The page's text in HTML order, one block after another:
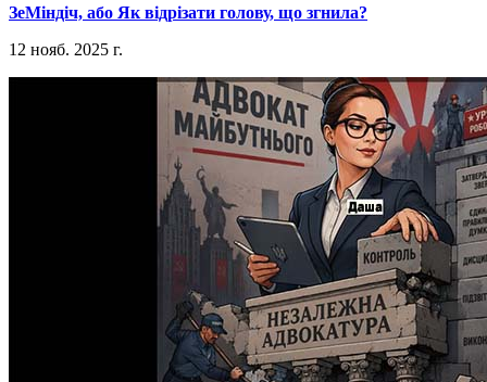
​ЗеМіндіч, або Як відрізати голову, що згнила?
12 нояб. 2025 г.